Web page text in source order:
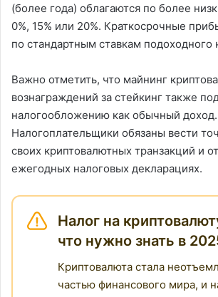
(более года) облагаются по более
0%, 15% или 20%. Краткосрочные
по стандартным ставкам подоходного
Важно отметить, что майнинг
вознаграждений за стейкинг также
налогообложению как обычный доход.
Налогоплательщики обязаны вести
своих криптовалютных транзакций и
ежегодных налоговых декларациях.
Налог на
что нужно знать в
Криптовалюта стала
частью финансового мира, и